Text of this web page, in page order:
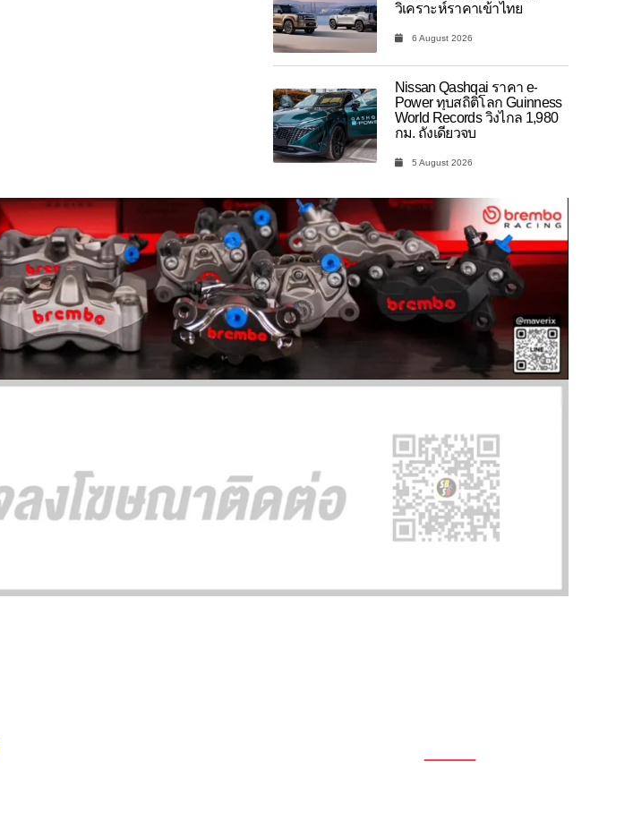
วิเคราะห์ราคาเข้าไทย
6 August 2026
Nissan Qashqai ราคา e-
Power ทุบสถิติโลก Guinness
World Records วิ่งไกล 1,980
กม. ถังเดียวจบ
5 August 2026